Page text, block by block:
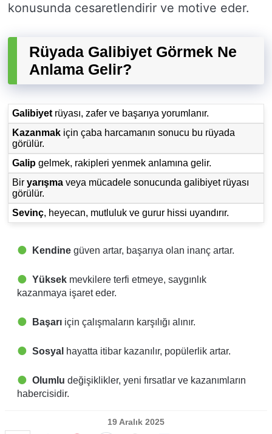
konusunda cesaretlendirir ve motive eder.
Rüyada Galibiyet Görmek Ne
Anlama Gelir?
Galibiyet rüyası, zafer ve başarıya yorumlanır.
Kazanmak için çaba harcamanın sonucu bu rüyada
görülür.
Galip gelmek, rakipleri yenmek anlamına gelir.
Biryarışma veya mücadele sonucunda galibiyet rüyası
görülür.
Sevinç, heyecan, mutluluk ve gurur hissi uyandırır.
Kendine güven artar, başarıya olan inanç artar.
Yüksek mevkilere terfi etmeye, saygınlık
kazanmaya işaret eder.
Başarı için çalışmaların karşılığı alınır.
Sosyal hayatta itibar kazanılır, popülerlik artar.
Olumlu değişiklikler, yeni fırsatlar ve kazanımların
habercisidir.
19 Aralık 2025